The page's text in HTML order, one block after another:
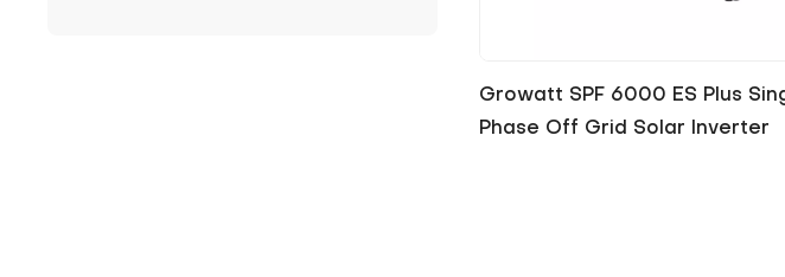
Growatt SPF 6000 ES Plus
Phase Off Grid Solar Inverter